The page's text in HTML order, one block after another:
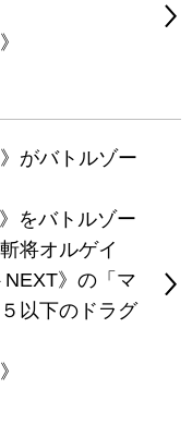
がバトルゾー
をバトルゾー
将オルゲイ
NEXT》の「マ
以下のドラグ